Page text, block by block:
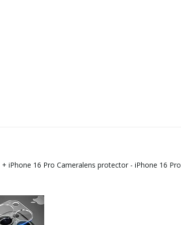
+ iPhone 16 Pro Cameralens protector - iPhone 16 Pro